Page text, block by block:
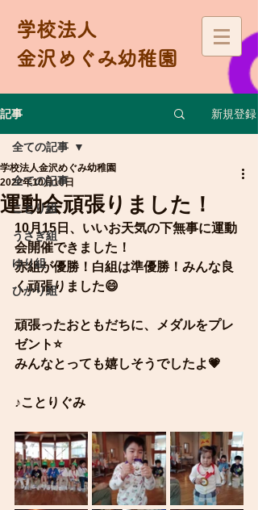
学校法人
金沢めぐみ幼稚園
記事 新規登録
全ての記事
ことり組
うさぎ組
ゆり組
ひかり組
全ての記事
運動会頑張りました！
学校法人金沢めぐみ幼稚園
2022年10月18日
10月15日、いいお天気の下無事に運動
会開催できました！
赤組が優勝！白組は準優勝！みんな良
く頑張りました😄
頑張ったおともだちに、メダルをプレ
ゼント⭐
みんなとっても嬉しそうでしたよ💗
♪ことりぐみ